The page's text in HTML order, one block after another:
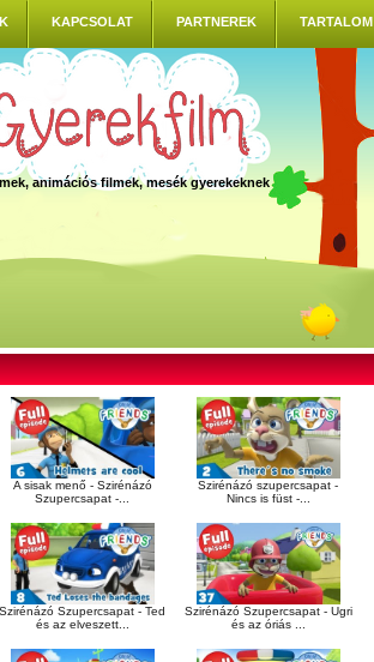
KAPCSOLAT PARTNEREK TARTALOM
animációs filmek, mesék gyerekeknek
A sisak menő - Szirénázó
Szupercsapat -...
Szirénázó szupercsapat -
Nincs is füst -...
Szirénázó Szupercsapat - Ted
és az elveszett...
Szirénázó Szupercsapat - Ugri
és az óriás ...